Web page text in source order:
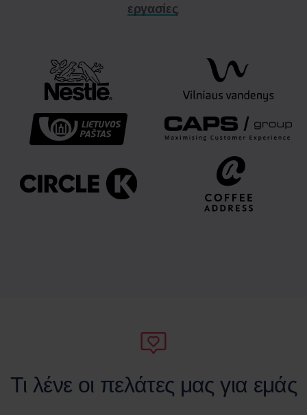
εργασίες.
Τι λένε οι πελάτες μας για εμάς